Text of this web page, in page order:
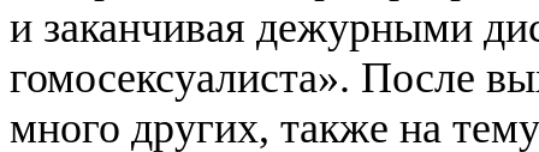
и заканчивая дежурными
гомосексуалиста». После
много других, также на